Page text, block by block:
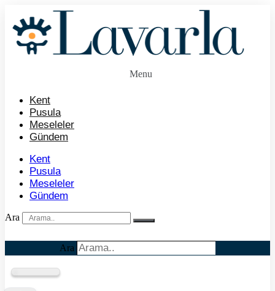
Menu
Kent
Pusula
Meseleler
Gündem
Kent
Pusula
Meseleler
Gündem
Ara
Ara